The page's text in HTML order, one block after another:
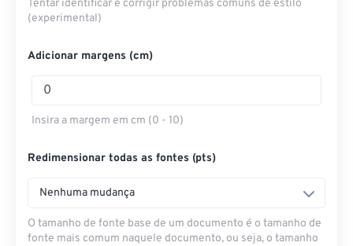
Tentar identificar e corrigir problemas comuns de estilo
(experimental)
Adicionar margens (cm)
Insira a margem em cm (0 - 10)
Redimensionar todas as fontes (pts)
Nenhuma mudança
O tamanho de fonte base de um documento é o tamanho de
fonte mais comum naquele documento, ou seja, o tamanho